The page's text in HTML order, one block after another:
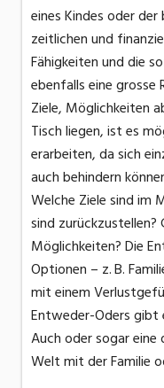
eines Kindes oder
zeitlichen und
Fähigkeiten und die
ebenfalls eine grosse
Ziele, Möglichkeiten
Tisch liegen, ist es
erarbeiten, da sich
auch behindern
Welche Ziele sind im
sind zurückzustellen?
Möglichkeiten? Die
Optionen – z. B.
mit einem
Entweder-Oders gibt
Auch oder sogar
Welt mit der Familie